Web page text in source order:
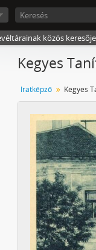
közös keresője
Kegyes
Iratképző Kegyes